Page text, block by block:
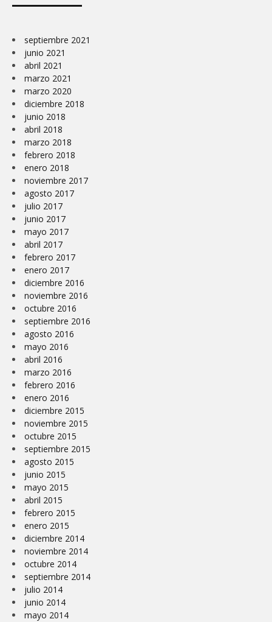
septiembre 2021
junio 2021
abril 2021
marzo 2021
marzo 2020
diciembre 2018
junio 2018
abril 2018
marzo 2018
febrero 2018
enero 2018
noviembre 2017
agosto 2017
julio 2017
junio 2017
mayo 2017
abril 2017
febrero 2017
enero 2017
diciembre 2016
noviembre 2016
octubre 2016
septiembre 2016
agosto 2016
mayo 2016
abril 2016
marzo 2016
febrero 2016
enero 2016
diciembre 2015
noviembre 2015
octubre 2015
septiembre 2015
agosto 2015
junio 2015
mayo 2015
abril 2015
febrero 2015
enero 2015
diciembre 2014
noviembre 2014
octubre 2014
septiembre 2014
julio 2014
junio 2014
mayo 2014